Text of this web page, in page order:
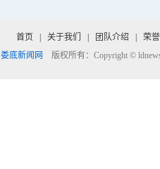
首页 关于我们 团队介绍
荣
娄底新闻网
版权所有：Copyright ©